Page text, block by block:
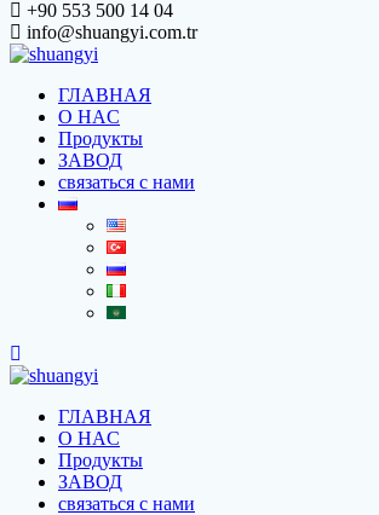
+90 553 500 14 04
info@shuangyi.com.tr
ГЛАВНАЯ
O HAC
Продукты
ЗАВОД
связаться с нами
ГЛАВНАЯ
O HAC
Продукты
ЗАВОД
связаться с нами